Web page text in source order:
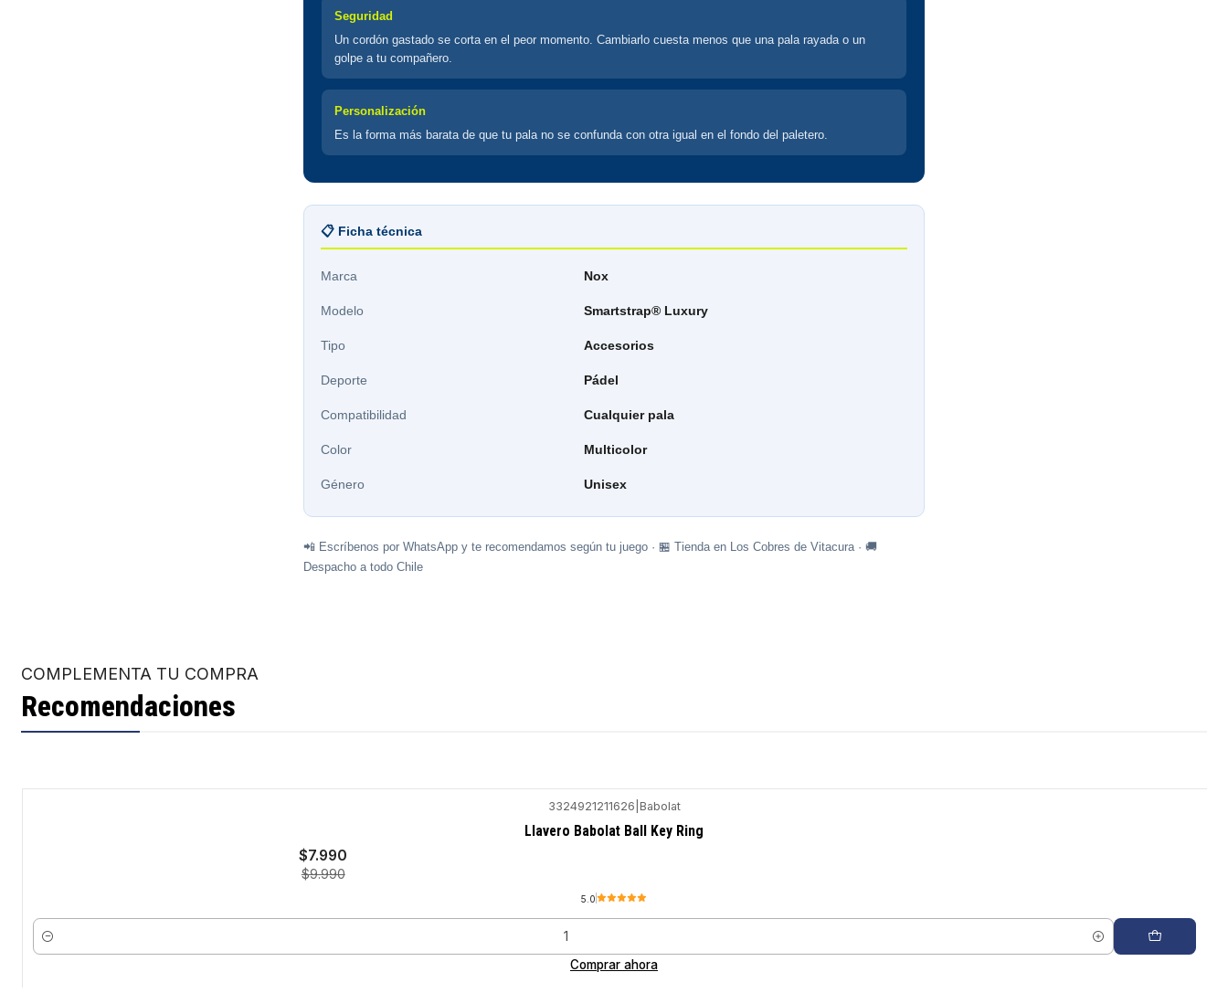
Seguridad
Un cordón gastado se corta en el peor momento. Cambiarlo cuesta menos que una pala rayada o un
golpe a tu compañero.
Personalización
Es la forma más barata de que tu pala no se confunda con otra igual en el fondo del paletero.
📋 Ficha técnica
Marca Nox
Modelo Smartstrap® Luxury
Tipo Accesorios
Deporte Pádel
Compatibilidad Cualquier pala
Color Multicolor
Género Unisex
📲 Escríbenos por WhatsApp y te recomendamos según tu juego · 🏪 Tienda en Los Cobres de Vitacura · 🚚
Despacho a todo Chile
COMPLEMENTA TU COMPRA
Recomendaciones
3324921211626 Babolat
Llavero Babolat Ball Key Ring
$7.990
$9.990
5.0
Cantidad
Comprar ahora